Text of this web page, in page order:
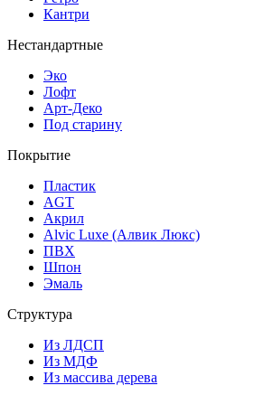
Кантри
Нестандартные
Эко
Лофт
Арт-Деко
Под старину
Покрытие
Пластик
AGT
Акрил
Alvic Luxe (Алвик Люкс)
ПВХ
Шпон
Эмаль
Структура
Из ЛДСП
Из МДФ
Из массива дерева